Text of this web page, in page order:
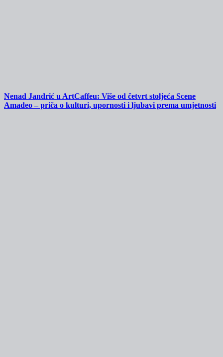
Nenad Jandrić u ArtCaffeu: Više od četvrt stoljeća Scene
Amadeo – priča o kulturi, upornosti i ljubavi prema umjetnosti